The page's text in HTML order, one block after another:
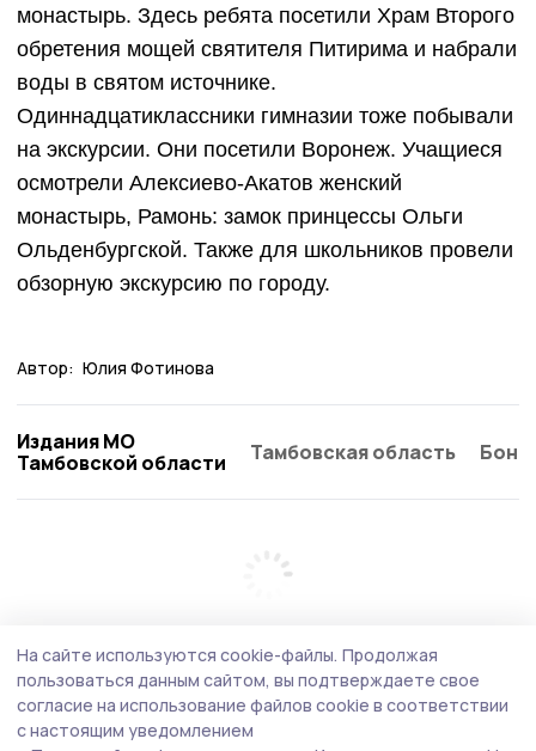
монастырь. Здесь ребята посетили Храм Второго
обретения мощей святителя Питирима и набрали
воды в святом источнике.
Одиннадцатиклассники гимназии тоже побывали
на экскурсии. Они посетили Воронеж. Учащиеся
осмотрели Алексиево-Акатов женский
монастырь, Рамонь: замок принцессы Ольги
Ольденбургской. Также для школьников провели
обзорную экскурсию по городу.
Автор: Юлия Фотинова
Издания МО
Тамбовской области
Тамбовская область
На сайте используются cookie-файлы. Продолжая
пользоваться данным сайтом, вы подтверждаете свое
согласие на использование файлов cookie в соответствии
с настоящим уведомлением